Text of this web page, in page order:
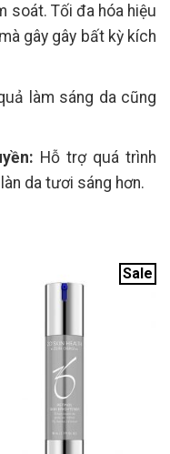
soát. Tối đa hóa hiệu
gây gây bất kỳ kích
làm sáng da cũng
Hỗ trợ quá trình
da tươi sáng hơn.
Sale